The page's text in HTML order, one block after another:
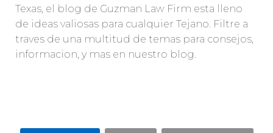
Texas, el blog de Guzman Law Firm esta lleno
de ideas valiosas para cualquier Tejano. Filtre a
traves de una multitud de temas para consejos,
informacion, y mas en nuestro blog.